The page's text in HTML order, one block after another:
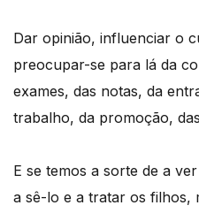
Dar opinião, influenciar o
preocupar-se para lá da
exames, das notas, da
trabalho, da promoção,
E se temos a sorte de a
a sê-lo e a tratar os filhos,